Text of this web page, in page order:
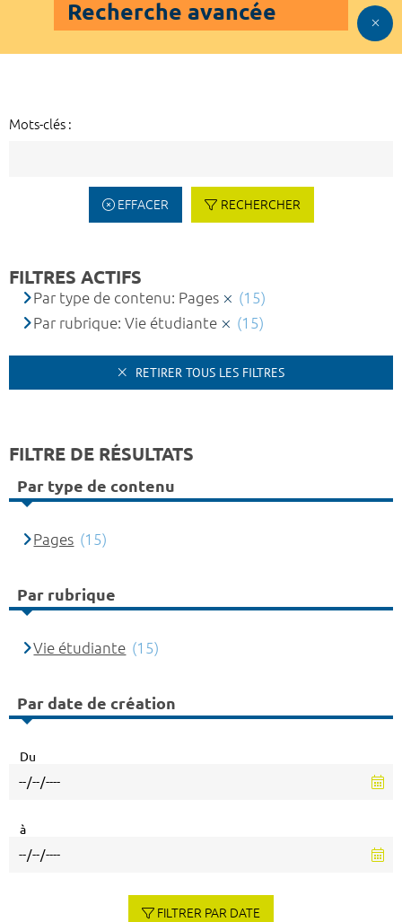
Recherche avancée
Mots-clés :
EFFACER RECHERCHER
FILTRES ACTIFS
Par type de contenu: Pages
(15)
Par rubrique: Vie étudiante
(15)
RETIRER TOUS LES FILTRES
FILTRE DE RÉSULTATS
Par type de contenu
Pages (15)
Par rubrique
Vie étudiante (15)
Par date de création
Du
à
FILTRER PAR DATE